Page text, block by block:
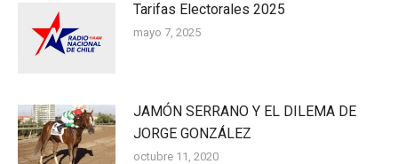
Tarifas Electorales 2025
mayo 7, 2025
JAMÓN SERRANO Y EL DILEMA DE
JORGE GONZÁLEZ
octubre 11, 2020